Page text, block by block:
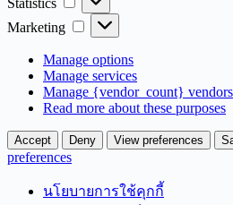
Statistics
Marketing Marketing
Manage options
Manage services
Manage {vendor_count} vendors
Read more about these purposes
Accept Deny View preferences
preferences
นโยบายการใช้คุกกี้